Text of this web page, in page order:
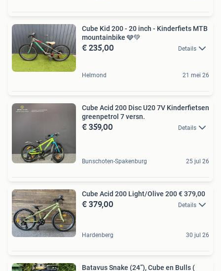
Cube Kid 200 - 20 inch - Kinderfiets MTB
mountainbike 🩶💚
€ 235,00 Details
Helmond 21 mei 26
Cube Acid 200 Disc U20 7V Kinderfietsen
greenpetrol 7 versn.
€ 359,00 Details
Bunschoten-Spakenburg 25 jul 26
Cube Acid 200 Light/Olive 200 € 379,00
€ 379,00 Details
Hardenberg 30 jul 26
Batavus Snake (24”), Cube en Bulls (